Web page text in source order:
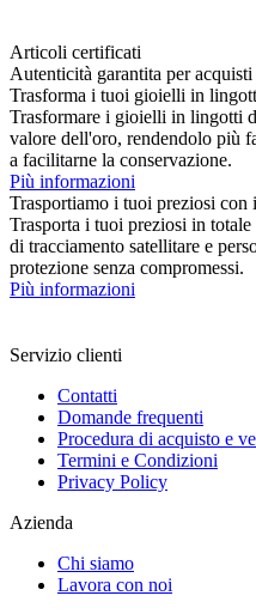
Articoli certificati
Autenticità garantita per
Trasforma i tuoi gioielli in
Trasformare i gioielli in lingotti
valore dell'oro, rendendolo più
a facilitarne la conservazione.
Più informazioni
Trasportiamo i tuoi preziosi con
Trasporta i tuoi preziosi in
di tracciamento satellitare e
protezione senza compromessi.
Più informazioni
Servizio clienti
Contatti
Domande frequenti
Procedura di acquisto e
Termini e Condizioni
Privacy Policy
Azienda
Chi siamo
Lavora con noi